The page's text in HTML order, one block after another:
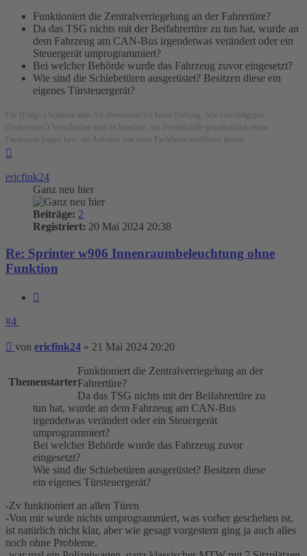
Funktioniert die Zentralverriegelung an der Fahrertüre?
Da das TSG nichts mit der Beifahrertüre zu tun hat, wurde an
dem Fahrzeug am CAN-Bus irgendetwas verändert oder ein
Steuergerät umprogrammiert?
Bei welcher Behörde wurde das Fahrzeug zuvor eingesetzt?
Wie sind die Schiebetüren ausgerüstet? Besitzen diese ein
eigenes Türsteuergerät?
Für (Folge-) Schäden aller Art übernehme ich keine Haftung. Alle einschlägigen
(Sicherheits-) Vorschriften sind zu beachten. Im Zweifelsfalle grundsätzlich einen
Fachmann fragen bzw. die Arbeiten von einer Fachfirma ausführen lassen.
ericfink24
Ganz neu hier
Beiträge: 2
Registriert: 20 Mai 2024 20:38
Re: Sprinter w906 Innenraumbeleuchtung ohne
Funktion
#4
Beitrag
von ericfink24 » 21 Mai 2024 20:20
Themenstarter
Funktioniert die Zentralverriegelung an der
Fahrertüre?
Da das TSG nichts mit der Beifahrertüre zu
tun hat, wurde an dem Fahrzeug am CAN-Bus
irgendetwas verändert oder ein Steuergerät
umprogrammiert?
Bei welcher Behörde wurde das Fahrzeug zuvor
eingesetzt?
Wie sind die Schiebetüren ausgerüstet? Besitzen diese
ein eigenes Türsteuergerät?
-Zv funktioniert an allen Türen
-Von mir wurde nichts umprogrammiert, was vorher geschehen ist,
ist natürlich nicht klar, aber wie gesagt vorgestern ging ja auch alles
noch ohne Probleme.